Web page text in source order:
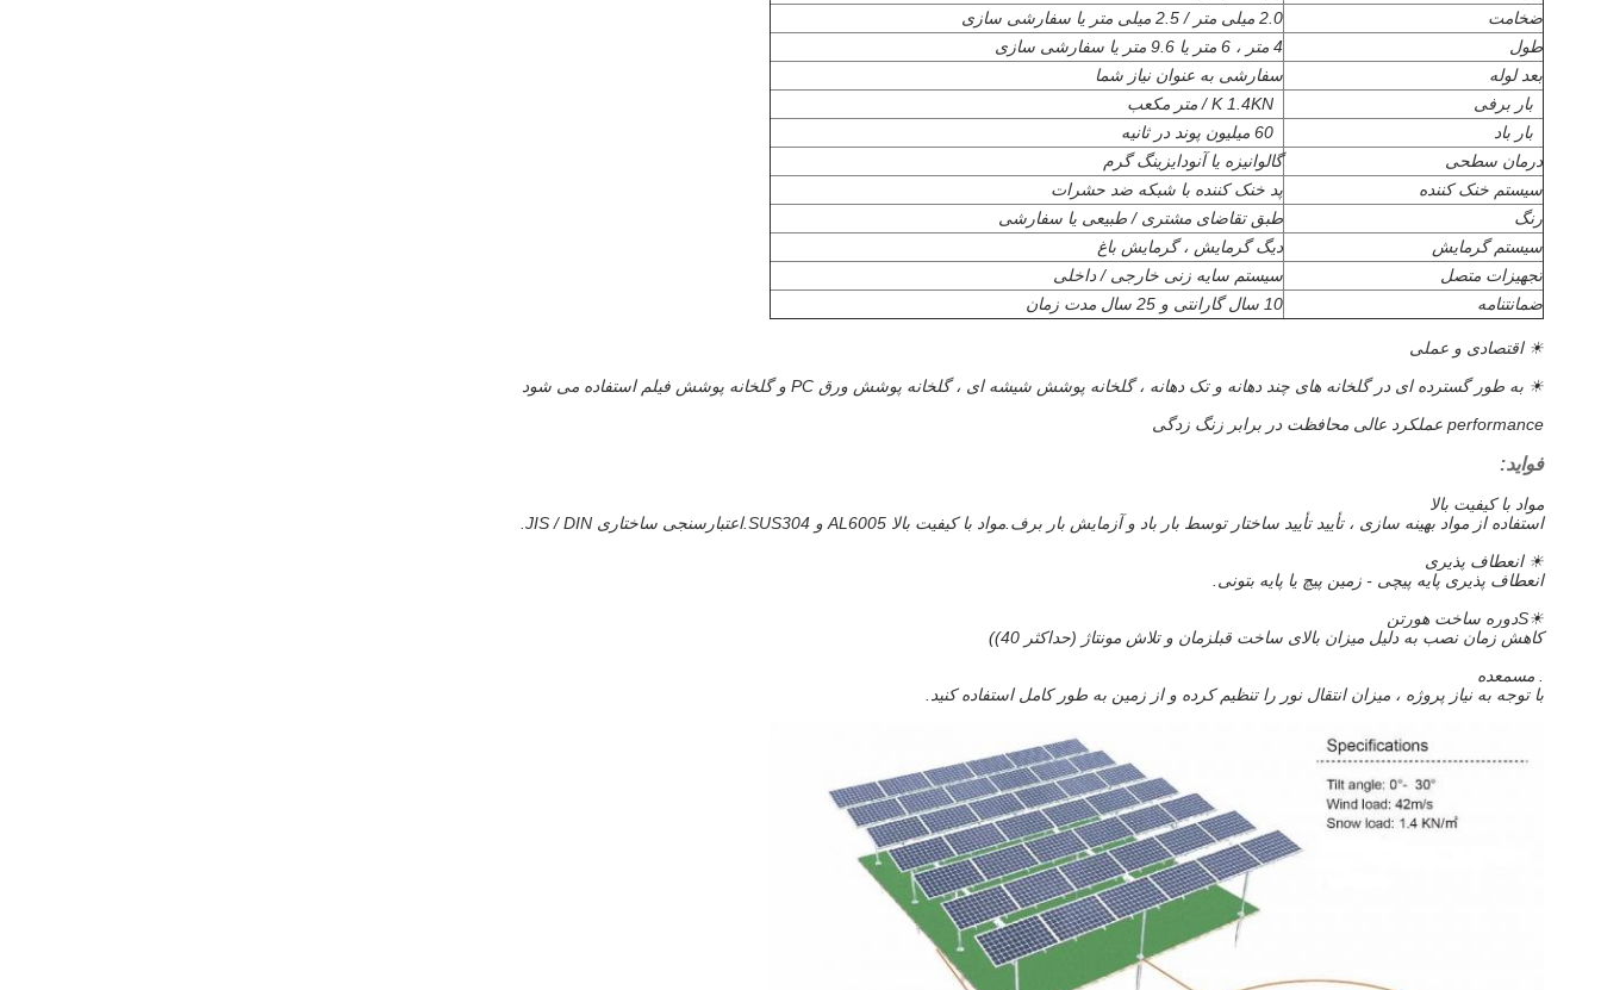
ضخامت
2.0 میلی متر / 2.5 میلی متر یا سفارشی سازی
طول
4 متر ، 6 متر یا 9.6 متر یا سفارشی سازی
بعد لوله
سفارشی به عنوان نیاز شما
بار برفی
K 1.4KN / متر مکعب
بار باد
60 میلیون پوند در ثانیه
درمان سطحی
گالوانیزه یا آنودایزینگ گرم
سیستم خنک کننده
پد خنک کننده با شبکه ضد حشرات
رنگ
طبق تقاضای مشتری / طبیعی یا سفارشی
سیستم گرمایش
دیگ گرمایش ، گرمایش باغ
تجهیزات متصل
سیستم سایه زنی خارجی / داخلی
ضمانتنامه
10 سال گارانتی و 25 سال مدت زمان
☀ اقتصادی و عملی
☀ به طور گسترده ای در گلخانه های چند دهانه و تک دهانه ، گلخانه پوشش شیشه ای ، گلخانه پوشش ورق PC و گلخانه پوشش فیلم استفاده می شود
performance عملکرد عالی محافظت در برابر زنگ زدگی
فواید:
مواد با کیفیت بالا
استفاده از مواد بهینه سازی ، تأیید تأیید ساختار توسط بار باد و آزمایش بار برف.مواد با کیفیت بالا AL6005 و SUS304.اعتبارسنجی ساختاری JIS / DIN.
☀ انعطاف پذیری
انعطاف پذیری پایه پیچی - زمین پیچ یا پایه بتونی.
☀
Sدوره ساخت هورتن
کاهش زمان نصب به دلیل میزان بالای ساخت قبلزمان و تلاش مونتاژ (حداکثر 40))
. مسمعده
با توجه به نیاز پروژه ، میزان انتقال نور را تنظیم کرده و از زمین به طور کامل استفاده کنید.